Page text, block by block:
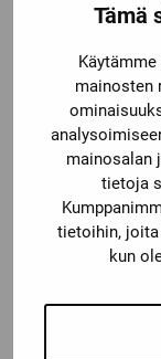
Tämä
mainosten
mainosalan
tietoja
tietoihin,
kun